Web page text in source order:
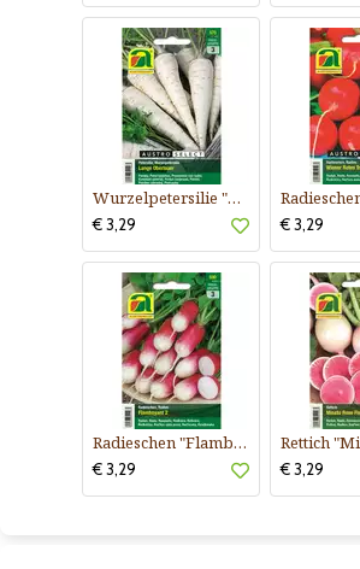
Wurzelpetersilie "Lange Oberlaaer"
€ 3,29 € 3,29
Radieschen "Flamboyant 2"
€ 3,29 € 3,29